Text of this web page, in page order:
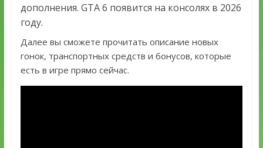
дополнения. GTA 6 появится на консолях в 2026
году.
Далее вы сможете прочитать описание новых
гонок, транспортных средств и бонусов, которые
есть в игре прямо сейчас.